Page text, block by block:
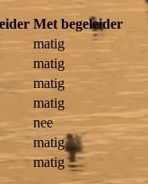
Met begeleider
matig
matig
matig
matig
nee
matig
matig